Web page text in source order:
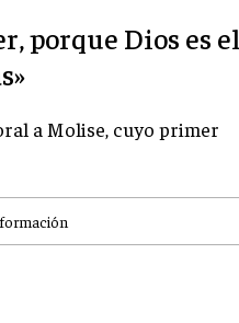
porque Dios es el
a Molise, cuyo primer